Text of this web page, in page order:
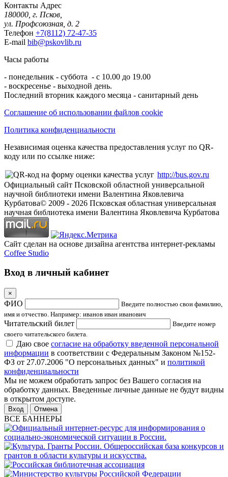
Контакты Адрес
180000, г. Псков,
ул. Профсоюзная, д. 2
Телефон +7(8112) 72-47-35
E-mail bib@pskovlib.ru
Часы работы
- понедельник - суббота - с 10.00 до 19.00
- воскресенье - выходной день.
Последний вторник каждого месяца - санитарный день
Соглашение об использовании файлов cookie
Политика конфиденциальности
Независимая оценка качества предоставления услуг по QR-
коду или по ссылке ниже:
http://bus.gov.ru
Официальный сайт Псковской областной универсальной
научной библиотеки имени Валентина Яковлевича
Курбатова© 2009 - 2026 Псковская областная универсальная
научная библиотека имени Валентина Яковлевича Курбатова
Сайт сделан на основе дизайна агентства интернет-рекламы
Coffee Studio
Вход в личный кабинет
×
ФИО
Введите полностью свои фамилию,
имя и отчество. Например: иванов иван иванович
Читательский билет
Введите номер
своего читательского билета.
Даю свое согласие на обработку введенной персональной
информации в соответствии с Федеральным Законом №152-
ФЗ от 27.07.2006 "О персональных данных" и политикой
конфиденциальности
Мы не можем обработать запрос без Вашего согласия на
обработку данных. Введенные личные данные не будут видны
в открытом доступе.
Отмена
ВСЕ БАННЕРЫ